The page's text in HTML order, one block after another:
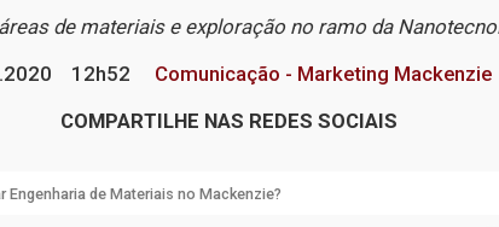
de materiais e exploração no ramo da
12h52
Comunicação - Marketing Mackenzie
COMPARTILHE NAS REDES SOCIAIS
Engenharia de Materiais no Mackenzie?